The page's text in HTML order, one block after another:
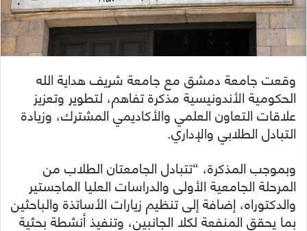
وقعت جامعة دمشق مع جامعة شريف هداية الله
الحكومية الأندونيسية مذكرة تفاهم، لتطوير وتعزيز
علاقات التعاون العلمي والأكاديمي المشترك، وزيادة
التبادل الطلابي والإداري.
وبموجب المذكرة، “تتبادل الجامعتان الطلاب من
المرحلة الجامعية الأولى والدراسات العليا الماجستير
والدكتوراه، إضافة إلى تنظيم زيارات الأساتذة والباحثين
بما يحقق المنفعة لكلا الجانبين، وتنفيذ أنشطة بحثية